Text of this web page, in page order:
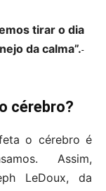
tirar o dia
da calma”.-
cérebro?
o cérebro é
Assim,
LeDoux, da